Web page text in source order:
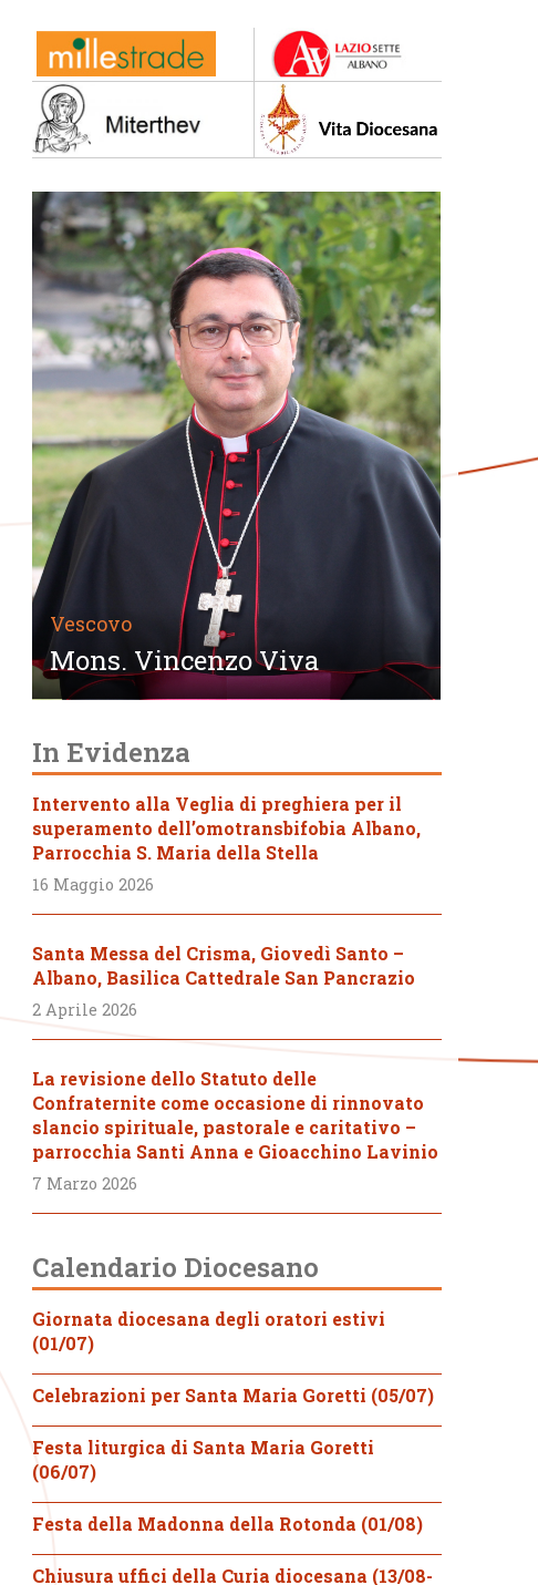
Vescovo
Mons. Vincenzo Viva
In Evidenza
Intervento alla Veglia di preghiera per il
superamento dell’omotransbifobia Albano,
Parrocchia S. Maria della Stella
16 Maggio 2026
Santa Messa del Crisma, Giovedì Santo –
Albano, Basilica Cattedrale San Pancrazio
2 Aprile 2026
La revisione dello Statuto delle
Confraternite come occasione di rinnovato
slancio spirituale, pastorale e caritativo –
parrocchia Santi Anna e Gioacchino Lavinio
7 Marzo 2026
Calendario Diocesano
Giornata diocesana degli oratori estivi
(01/07)
Celebrazioni per Santa Maria Goretti (05/07)
Festa liturgica di Santa Maria Goretti
(06/07)
Festa della Madonna della Rotonda (01/08)
Chiusura uffici della Curia diocesana (13/08-